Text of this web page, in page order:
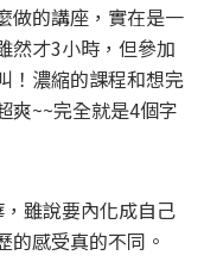
做的講座，實在是一
然才3小時，但參加
！濃縮的課程和想完
爽~~完全就是4個字
雖說要內化成自己
的感受真的不同。